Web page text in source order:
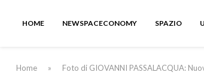
HOME NEWSPACECONOMY SPAZIO
Home » Foto di GIOVANNI PASSALACQUA: